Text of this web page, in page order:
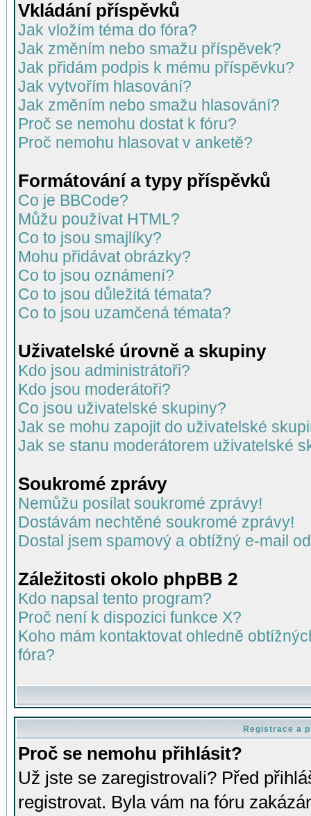
Vkládání příspěvků
Jak vložím téma do fóra?
Jak změním nebo smažu příspěvek?
Jak přidám podpis k mému příspěvku?
Jak vytvořím hlasování?
Jak změním nebo smažu hlasování?
Proč se nemohu dostat k fóru?
Proč nemohu hlasovat v anketě?
Formátování a typy příspěvků
Co je BBCode?
Můžu používat HTML?
Co to jsou smajlíky?
Mohu přidávat obrázky?
Co to jsou oznámení?
Co to jsou důležitá témata?
Co to jsou uzamčená témata?
Uživatelské úrovně a skupiny
Kdo jsou administrátoři?
Kdo jsou moderátoři?
Co jsou uživatelské skupiny?
Jak se mohu zapojit do uživatelské
Jak se stanu moderátorem uživatelské
Soukromé zprávy
Nemůžu posílat soukromé zprávy!
Dostávám nechtěné soukromé zprávy!
Dostal jsem spamový a obtížný e-mail
Záležitosti okolo phpBB 2
Kdo napsal tento program?
Proč není k dispozici funkce X?
Koho mám kontaktovat ohledně
fóra?
Registrace a
Proč se nemohu přihlásit?
Už jste se zaregistrovali? Před
registrovat. Byla vám na fóru